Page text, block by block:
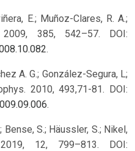
E.; Muñoz-Clares, R. A.;
385, 542–57. DOI:
.
A. G.; González-Segura, L;
2010, 493,71-81. DOI:
.
Bense, S.; Häussler, S.; Nikel,
12, 799–813. DOI: